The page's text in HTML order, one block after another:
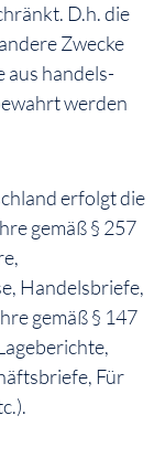
D.h. die
Zwecke
aus handels-
werden
erfolgt die
gemäß § 257
Handelsbriefe,
gemäß § 147
Für